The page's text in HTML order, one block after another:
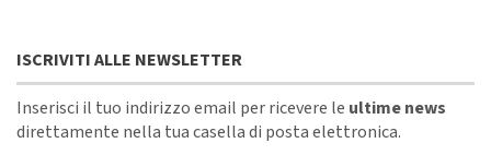
ISCRIVITI ALLE NEWSLETTER
Inserisci il tuo indirizzo email per ricevere le ultime news
direttamente nella tua casella di posta elettronica.